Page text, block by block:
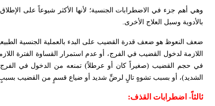
وهي أهم جزء في الاضطرابات الجنسية؛ لأنها الأكثر شيوعاً على
بالأدوية وسبل العلاج الأخرى.
ضعف النعوظ هو ضعف قدرة القضيب على البدء بالعملية الجنسية
اللازمة لدخول القضيب في الفرج، أو عدم استمرار القساوة الفترة
في حجم القضيب (صغيراً كان أو عرطلاً) تمنعه من الدخول في
الشديد)، أو بسبب تشوهٍ تالٍ لرضٍّ شديد أو ضياع قسمٍ من القضيب بسببٍ
ثالثاً- اضطرابات القذف: